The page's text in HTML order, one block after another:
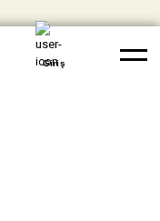
Whatsapp Yardım
Giriş